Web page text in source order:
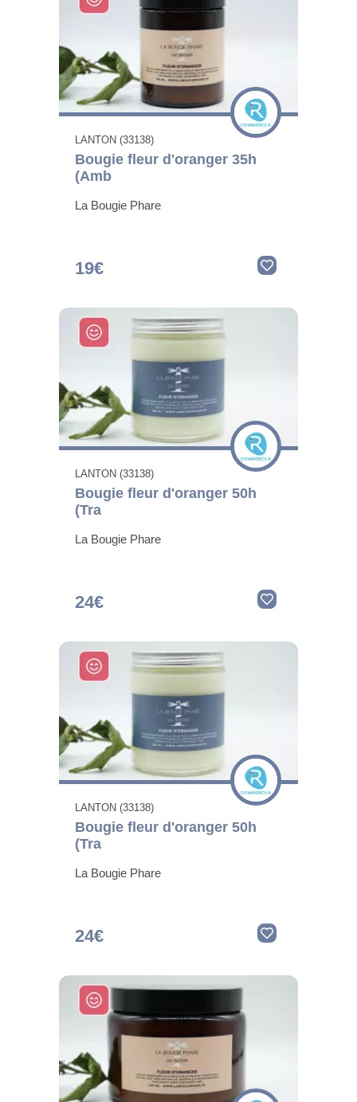
LANTON (33138)
Bougie fleur d'oranger 35h
(Amb
La Bougie Phare
19€
LANTON (33138)
Bougie fleur d'oranger 50h
(Tra
La Bougie Phare
24€
LANTON (33138)
Bougie fleur d'oranger 50h
(Tra
La Bougie Phare
24€